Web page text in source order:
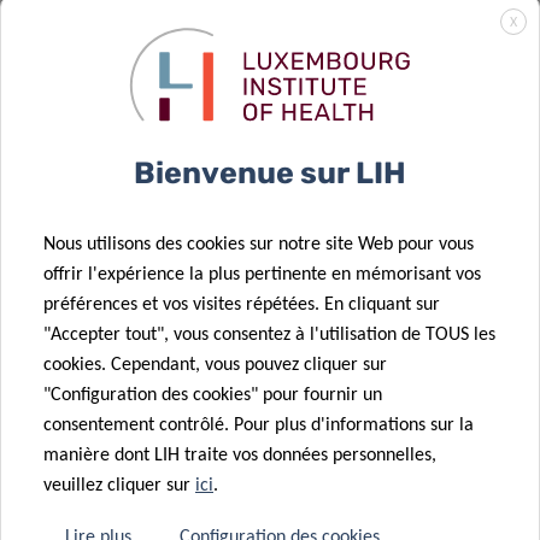
02 Fév 2026
Résultats de
FNR 2025
de grippe au
Luxembourg à
usées
14 Jan 2026
met en lumière
la séquence
à l’origine des
allergies
alimentaires
08 Jan 2026
Akkermansia
ami ou ennemi
?
01 Déc 2025
La recherche
17 Oct 2025
Nouvel
éditorial du DII
:
l’environnement
immunitaire
dans les
X
Bienvenue sur LIH
Nous utilisons des cookies sur notre site Web pour vous
offrir l'expérience la plus pertinente en mémorisant vos
préférences et vos visites répétées. En cliquant sur
"Accepter tout", vous consentez à l'utilisation de TOUS les
cookies. Cependant, vous pouvez cliquer sur
"Configuration des cookies" pour fournir un
consentement contrôlé. Pour plus d'informations sur la
manière dont LIH traite vos données personnelles,
veuillez cliquer sur ici.